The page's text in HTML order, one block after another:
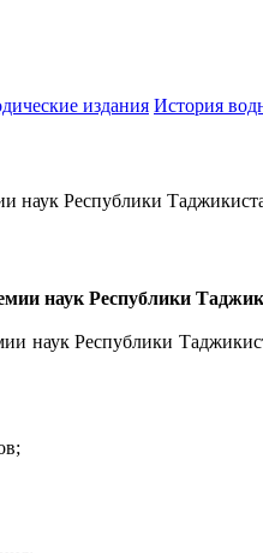
издания История
наук Республики
наук Республики
наук Республики